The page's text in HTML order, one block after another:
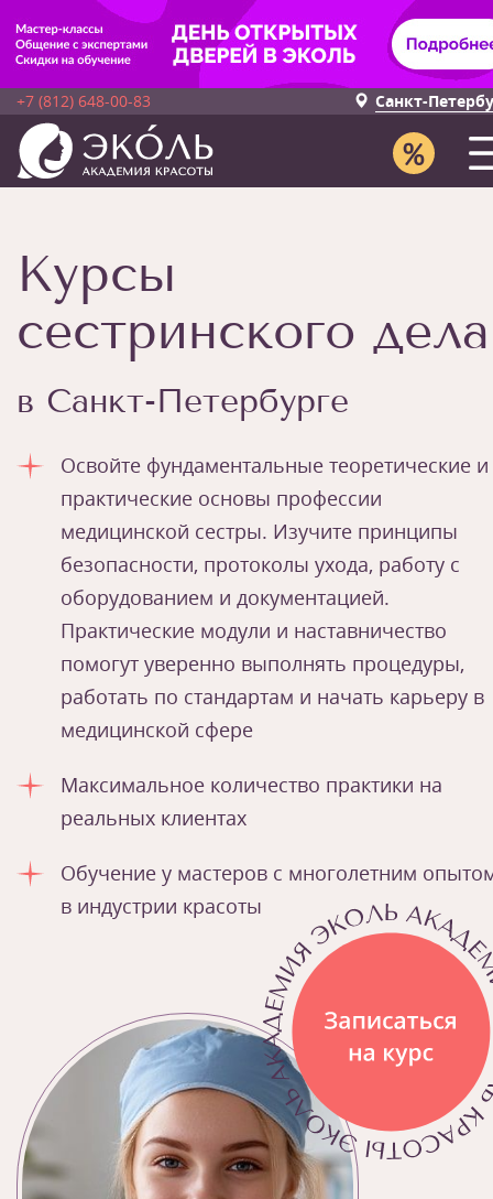
+7 (812) 648-00-83 Санкт-
Курсы
сестринского дела
в Санкт-Петербурге
Освойте фундаментальные теоретические и
практические основы профессии
медицинской сестры. Изучите принципы
безопасности, протоколы ухода, работу с
оборудованием и документацией.
Практические модули и наставничество
помогут уверенно выполнять процедуры,
работать по стандартам и начать карьеру в
медицинской сфере
Максимальное количество практики на
реальных клиентах
Обучение у мастеров с многолетним
в индустрии красоты